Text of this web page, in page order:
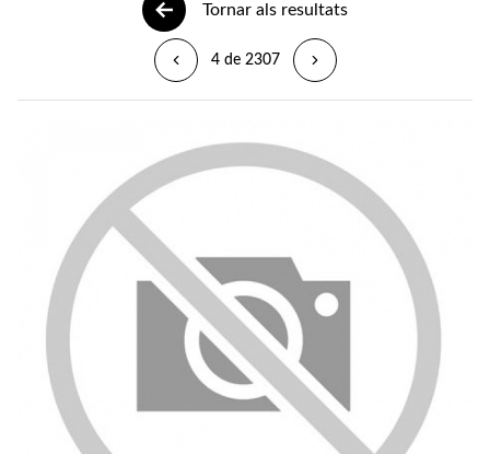
Tornar als resultats
4 de 2307